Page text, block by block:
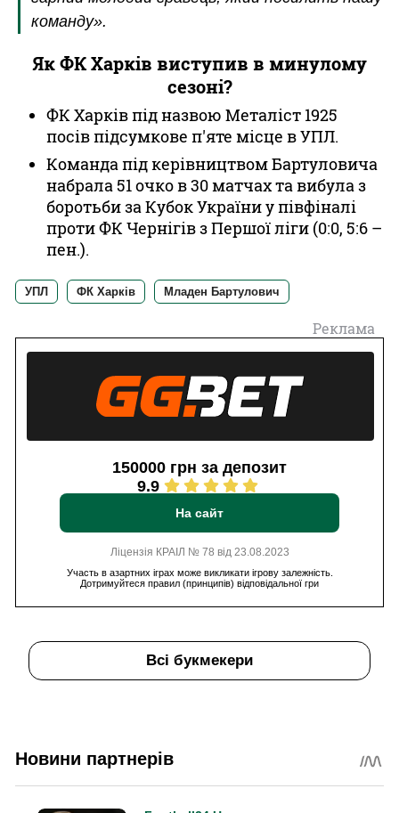
команду».
Як ФК Харків виступив в минулому
сезоні?
ФК Харків під назвою Металіст 1925
посів підсумкове п'яте місце в УПЛ.
Команда під керівництвом Бартуловича
набрала 51 очко в 30 матчах та вибула з
боротьби за Кубок України у півфіналі
проти ФК Чернігів з Першої ліги (0:0, 5:6 –
пен.).
УПЛ ФК Харків Младен Бартулович
Реклама
150000 грн за депозит
9.9
На сайт
Ліцензія КРАІЛ № 78 від 23.08.2023
Участь в азартних іграх може викликати ігрову залежність.
Дотримуйтеся правил (принципів) відповідальної гри
Всі букмекери